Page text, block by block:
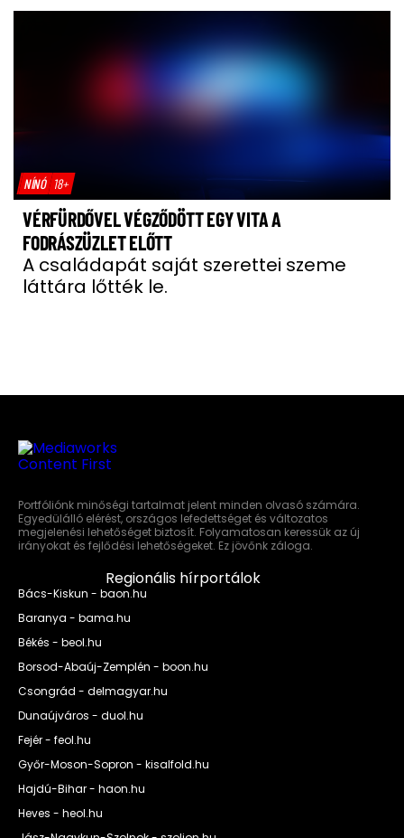
NÍNÓ 18+
VÉRFÜRDŐVEL VÉGZŐDÖTT EGY VITA A
FODRÁSZÜZLET ELŐTT
A családapát saját szerettei szeme
láttára lőtték le.
Portfóliónk minőségi tartalmat jelent minden olvasó számára.
Egyedülálló elérést, országos lefedettséget és változatos
megjelenési lehetőséget biztosít. Folyamatosan keressük az új
irányokat és fejlődési lehetőségeket. Ez jövőnk záloga.
Regionális hírportálok
Bács-Kiskun - baon.hu
Baranya - bama.hu
Békés - beol.hu
Borsod-Abaúj-Zemplén - boon.hu
Csongrád - delmagyar.hu
Dunaújváros - duol.hu
Fejér - feol.hu
Győr-Moson-Sopron - kisalfold.hu
Hajdú-Bihar - haon.hu
Heves - heol.hu